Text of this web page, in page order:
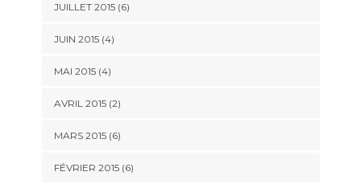
JUILLET 2015(6)
JUIN 2015(4)
MAI 2015(4)
AVRIL 2015(2)
MARS 2015(6)
FÉVRIER 2015(6)